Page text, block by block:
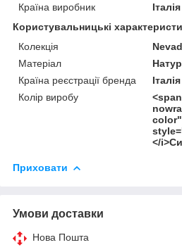
Країна виробник
Італія
Користувальницькі
Колекція
Матеріал
Країна реєстрації бренда
Італія
Колір виробу
color"
</
Приховати
Умови доставки
Нова Пошта